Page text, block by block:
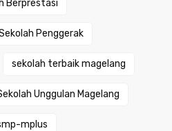
Berprestasi
Penggerak
sekolah terbaik magelang
Unggulan Magelang
mplus